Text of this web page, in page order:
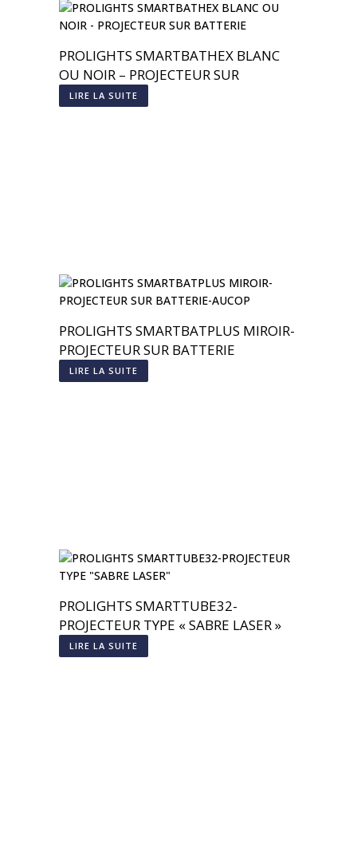
PROLIGHTS SMARTBATHEX BLANC
OU NOIR – PROJECTEUR SUR
BATTERIE
LIRE LA SUITE
PROLIGHTS SMARTBATPLUS MIROIR-
PROJECTEUR SUR BATTERIE
LIRE LA SUITE
PROLIGHTS SMARTTUBE32-
PROJECTEUR TYPE « SABRE LASER »
LIRE LA SUITE